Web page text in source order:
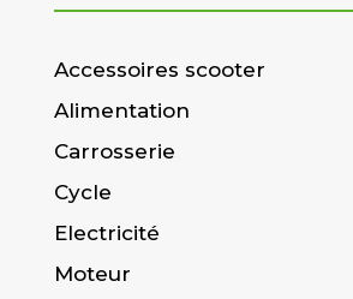
Accessoires scooter
Alimentation
Carrosserie
Cycle
Electricité
Moteur